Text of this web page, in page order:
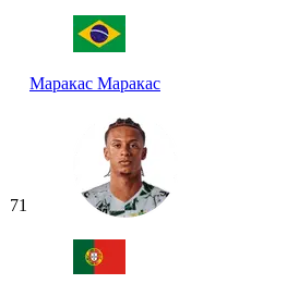
Маракас Маракас
71